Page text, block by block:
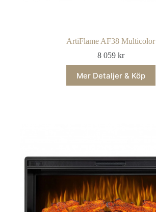
ArtiFlame AF38 Multicolor
8 059 kr
Mer Detaljer & Köp